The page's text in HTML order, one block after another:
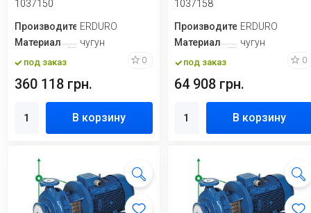
1037150
ПроизводительERDURO
Материал
чугун
под заказ 0
360 118 грн.
В корзину
1037158
ПроизводительERDURO
Материал
чугун
под заказ 0
64 908 грн.
В корзину